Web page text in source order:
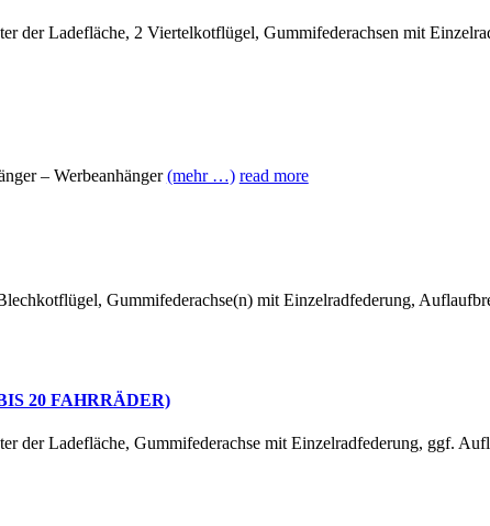
der Ladefläche, 2 Viertelkotflügel, Gummifederachsen mit
– Werbeanhänger(mehr …) read more
Gummifederachse(n) mit Einzelradfederung,
20 FAHRRÄDER)
der Ladefläche, Gummifederachse mit Einzelradfederung, ggf.